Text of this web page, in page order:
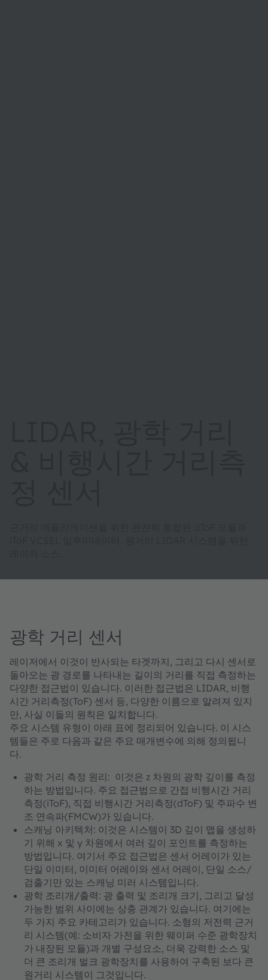
광학 거리 센서
레이저에서 이것이 반사되는 타겟까지, 그리고 다시 센서로
돌아오는 광 경로를 나타내는 길이의 거리를 직접 측정하는
다양한 접근법이 있습니다. 이러한 접근법은 LIDAR, 비행
시간 거리측정(ToF) 센서 등, 다양한 이름으로 알려져 있지
만, 사실 이들의 원칙은 일치합니다.
주요 시스템 유형이 아래 표에 정리되어 있습니다. 이 시스
템들은 주로 다음과 같은 주요 매개변수에 의해 정의됩니
다.
광학 거리 측정 원리: 이것은 z 차원의 광학 깊이를 측정
하는 방법입니다. 주요 접근법으로 간접 비행시간 거리
측정(iToF), 직접 비행시간 거리측정(dToF) 및 주파수 변
조 연속파(FMCW)가 있습니다.
스캐닝 아키텍처: 이것은 시스템이 3D 깊이 맵을 생성하
기 위해 x 및 y 차원에서 여러 깊이 포인트를 측정하는
방법입니다. 여기서 주요 접근법은 센서 어레이가 있는
단일 이미터, 이미터 어레이와 센서 어레이, 단일 소스/
검출기만 있는 스캐닝 미러 시스템입니다.
광학 조리개/출력: 광 출력 및 조리개 크기, 그리고 달성
가능한 범위 사이에는 상충 관계가 있습니다. 여기에는
두 가지 주요 카테고리가 있습니다. 소형의 저전력 근거
리 시스템(예: 소비자 가전을 위한 웨이퍼 수준 광학장치
가 내장된 모듈)과 개별 구성요소, 더욱 강력한 소스 및
더 큰 조리개 벌크 광학장치를 사용하여 구축된 보다 큰
원거리 시스템이 그것입니다.